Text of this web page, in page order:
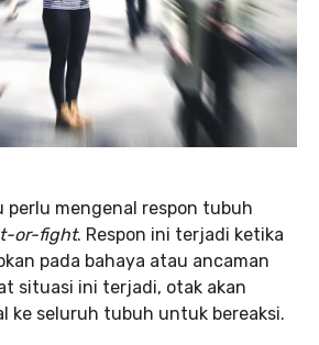
perlu mengenal respon tubuh
or-fight. Respon ini terjadi ketika
pada bahaya atau ancaman
situasi ini terjadi, otak akan
ke seluruh tubuh untuk bereaksi.